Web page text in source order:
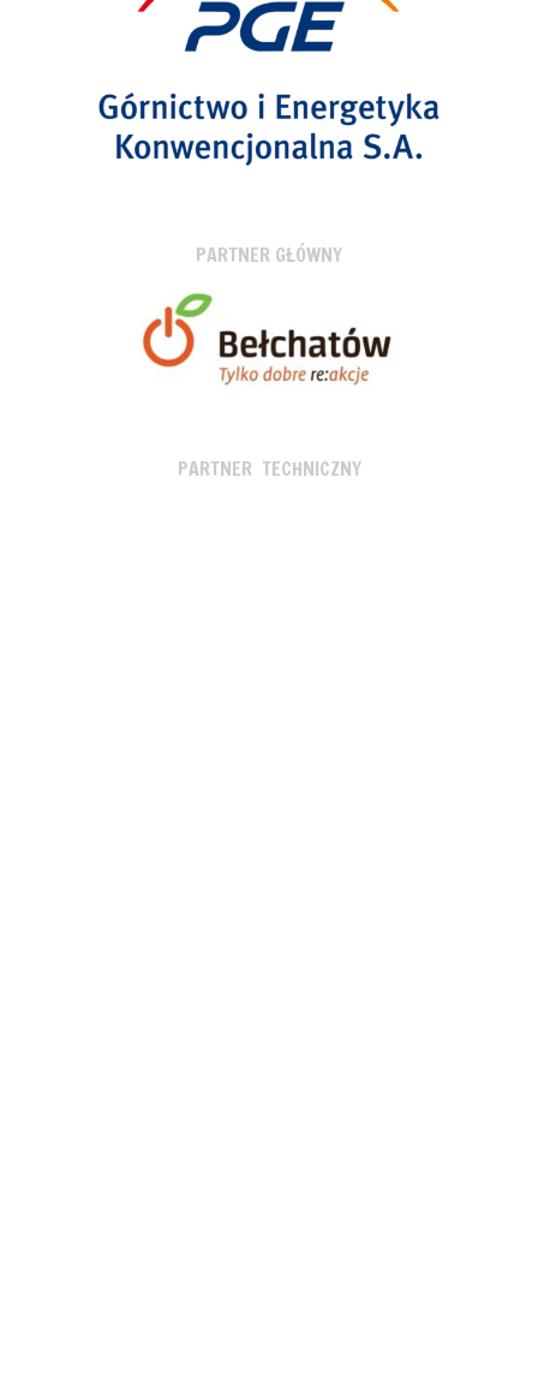
PARTNER GŁÓWNY
PARTNER TECHNICZNY